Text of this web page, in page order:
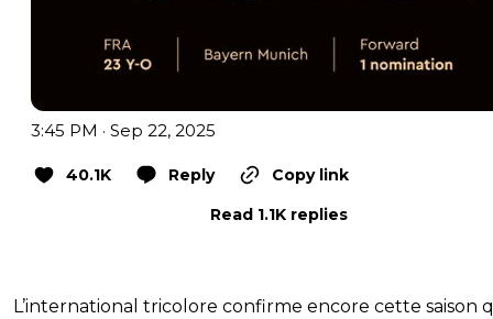
3:45 PM · Sep 22, 2025
40.1K Reply
Copy link
Read 1.1K replies
L’international tricolore confirme encore cette saison